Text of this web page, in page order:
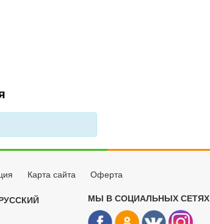
Карта сайта Оферта
МЫ В СОЦИАЛЬНЫХ СЕТЯХ